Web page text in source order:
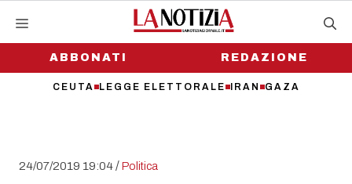
contenutoABBONATI
CEUTA LEGGE ELETTORALE IRAN GAZA
REDAZIONE
24/07/2019 19:04/Politica